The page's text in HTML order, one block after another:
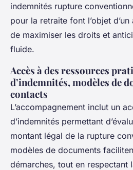
indemnités rupture
pour la retraite font l’objet
de maximiser les droits et
fluide.
Accès à des ressources
d’indemnités, modèles de
contacts
L’accompagnement inclut un
d’indemnités permettant
montant légal de la rupture
modèles de documents
démarches, tout en respectant